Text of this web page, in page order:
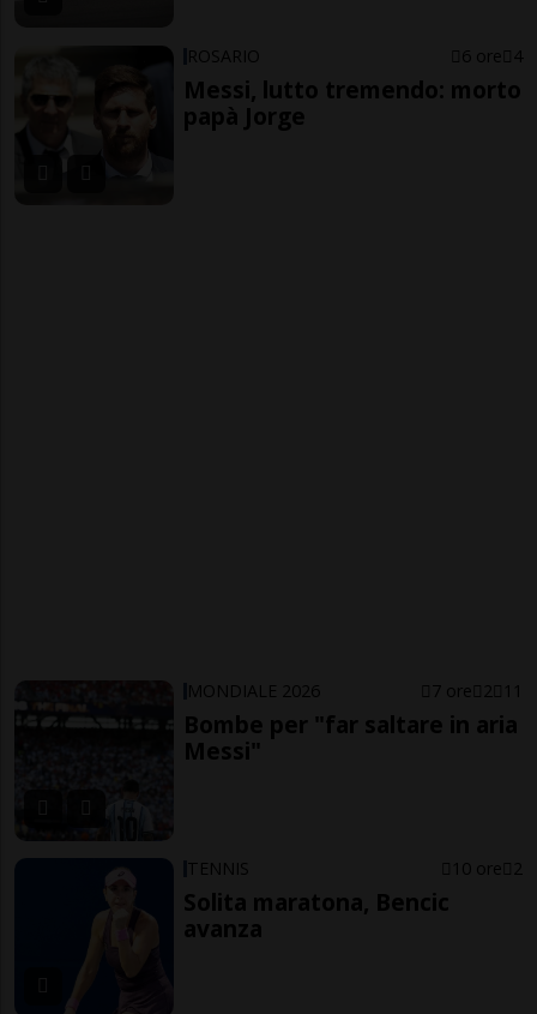
ROSARIO 6 ore 4
Messi, lutto tremendo: morto
papà Jorge
MONDIALE 2026 7 ore 2 11
Bombe per "far saltare in aria
Messi"
TENNIS 10 ore 2
Solita maratona, Bencic
avanza